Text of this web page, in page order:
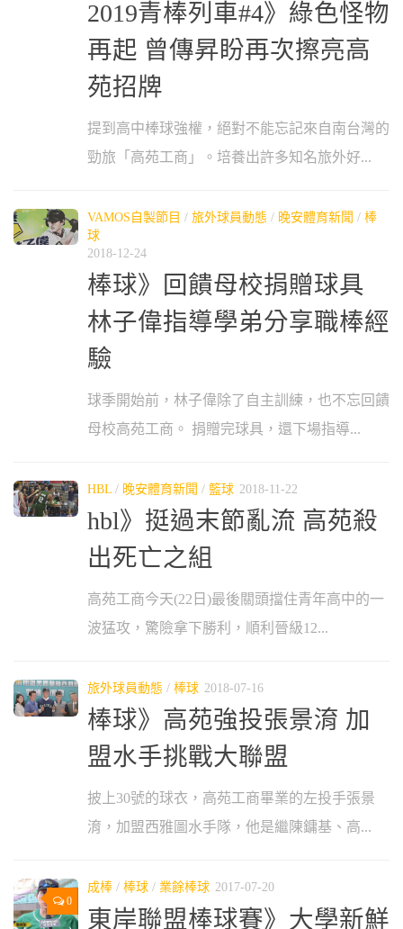
2019青棒列車#4》綠色怪物
再起 曾傳昇盼再次擦亮高
苑招牌
提到高中棒球強權，絕對不能忘記來自南台灣的
勁旅「高苑工商」。培養出許多知名旅外好...
VAMOS自製節目 / 旅外球員動態 / 晚安體育新聞 / 棒
球
2018-12-24
棒球》回饋母校捐贈球具
林子偉指導學弟分享職棒經
驗
球季開始前，林子偉除了自主訓練，也不忘回饋
母校高苑工商。 捐贈完球具，還下場指導...
HBL / 晚安體育新聞 / 籃球 2018-11-22
hbl》挺過末節亂流 高苑殺
出死亡之組
高苑工商今天(22日)最後關頭擋住青年高中的一
波猛攻，驚險拿下勝利，順利晉級12...
旅外球員動態 / 棒球 2018-07-16
棒球》高苑強投張景淯 加
盟水手挑戰大聯盟
披上30號的球衣，高苑工商畢業的左投手張景
淯，加盟西雅圖水手隊，他是繼陳鏞基、高...
0
成棒 / 棒球 / 業餘棒球 2017-07-20
東岸聯盟棒球賽》大學新鮮